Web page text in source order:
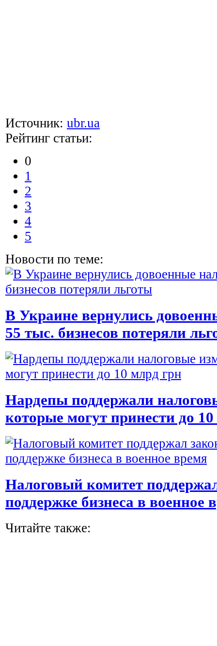
Источник: ubr.ua
Рейтинг статьи:
0
1
2
3
4
5
Новости по теме:
В Украине вернулись
55 тыс. бизнесов потеряли
Нардепы поддержали
которые могут принести до
Налоговый комитет
поддержке бизнеса в военное
Читайте также: